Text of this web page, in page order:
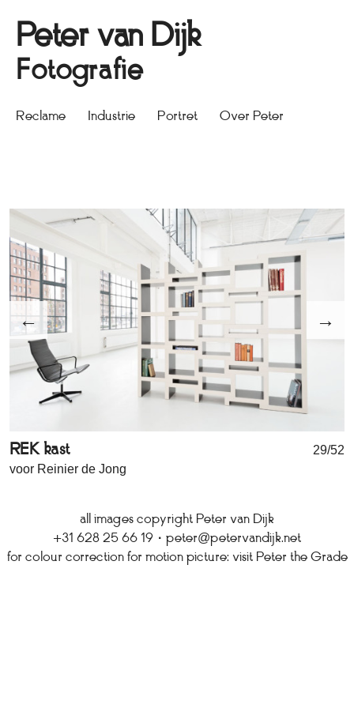
Peter van Dijk
Fotografie
Reclame Industrie Portret Over Peter
← →
REK kast
voor Reinier de Jong
29/52
all images copyright Peter van Dijk
+31 628 25 66 19 · peter@petervandijk.net
for colour correction for motion picture: visit Peter the Grade